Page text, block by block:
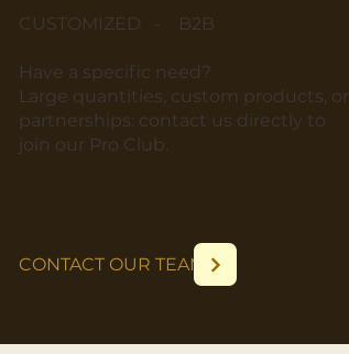
CUSTOMIZED - B2B
​Have a specific need?
​Large quantities, custom products, or
partnerships: contact us directly to
join our Pro Club.
CONTACT OUR TEAM